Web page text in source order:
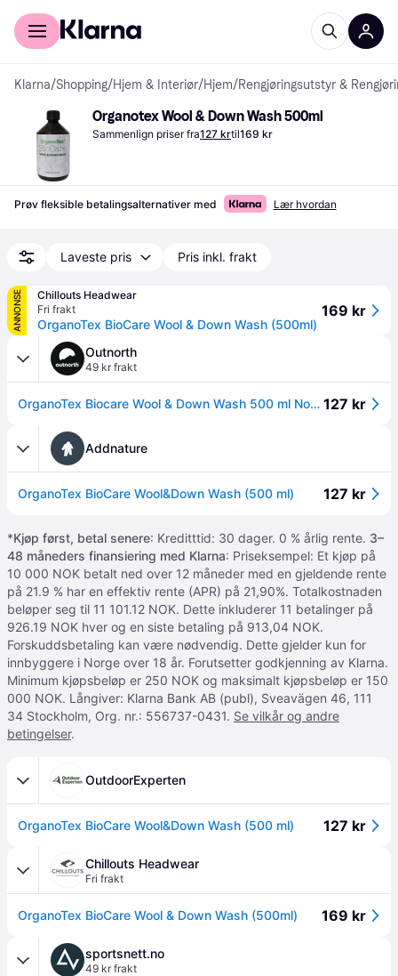
For kunder
Klarna/Shopping/Hjem & Interiør/Hjem/Rengjøringsutstyr &
Organotex Wool & Down Wash 500ml
Sammenlign priser fra127 krtil169 kr
Prøv fleksible betalingsalternativer med Lær hvordan
Laveste pris Pris inkl. frakt
ANNONSE
Chillouts Headwear
Fri frakt
OrganoTex BioCare Wool & Down Wash (500ml)
169 kr
Outnorth
49 kr frakt
OrganoTex Biocare Wool & Down Wash 500 ml Nocolour 500ML 127 kr
Addnature
OrganoTex BioCare Wool&Down Wash (500 ml) 127 kr
*Kjøp først, betal senere: Kreditttid: 30 dager. 0 % årlig rente. 3–
48 måneders finansiering med Klarna: Priseksempel: Et kjøp på
10 000 NOK betalt ned over 12 måneder med en gjeldende rente
på 21.9 % har en effektiv rente (APR) på 21,90%. Totalkostnaden
beløper seg til 11 101.12 NOK. Dette inkluderer 11 betalinger på
926.19 NOK hver og en siste betaling på 913,04 NOK.
Forskuddsbetaling kan være nødvendig. Dette gjelder kun for
innbyggere i Norge over 18 år. Forutsetter godkjenning av Klarna.
Minimum kjøpsbeløp er 250 NOK og maksimalt kjøpsbeløp er 150
000 NOK. Långiver: Klarna Bank AB (publ), Sveavägen 46, 111
34 Stockholm, Org. nr.: 556737-0431. Se vilkår og andre
betingelser.
OutdoorExperten
OrganoTex BioCare Wool&Down Wash (500 ml) 127 kr
Chillouts Headwear
Fri frakt
OrganoTex BioCare Wool & Down Wash (500ml) 169 kr
sportsnett.no
49 kr frakt